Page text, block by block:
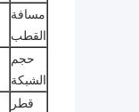
مسافة
القطب
حجم
الشبكة
قطر